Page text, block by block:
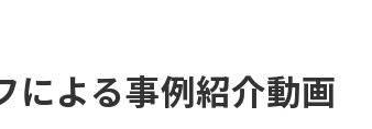
による事例紹介動画